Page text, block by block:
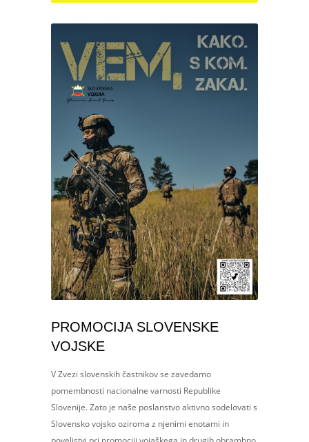
PROMOCIJA SLOVENSKE
VOJSKE
V Zvezi slovenskih častnikov se zavedamo
pomembnosti nacionalne varnosti Republike
Slovenije. Zato je naše poslanstvo aktivno sodelovati s
Slovensko vojsko oziroma z njenimi enotami in